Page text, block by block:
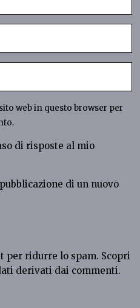
web in questo browser per
di risposte al mio
di un nuovo
per ridurre lo spam. Scopri
derivati dai commenti.